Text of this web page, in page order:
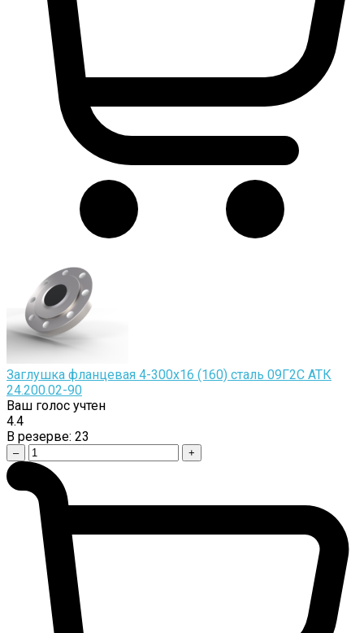
Заглушка фланцевая 4-300х16 (160) сталь 09Г2С АТК
24.200.02-90
Ваш голос учтен
4.4
В резерве: 23
– +